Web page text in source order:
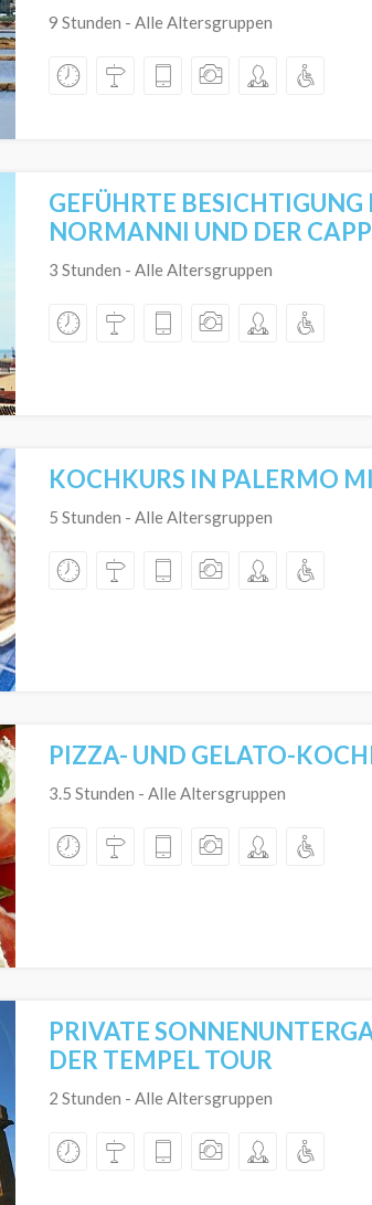
9 Stunden - Alle Altersgruppen
GEFÜHRTE BESICHTIGUNG
NORMANNI UND DER
3 Stunden - Alle Altersgruppen
KOCHKURS IN PALERMO
5 Stunden - Alle Altersgruppen
PIZZA- UND GELATO-
3.5 Stunden - Alle Altersgruppen
PRIVATE
DER TEMPEL TOUR
2 Stunden - Alle Altersgruppen